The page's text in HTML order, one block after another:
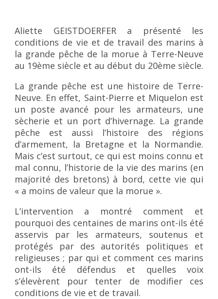
Aliette GEISTDOERFER a présenté les
conditions de vie et de travail des marins à
la grande pêche de la morue à Terre-Neuve
au 19ème siècle et au début du 20ème siècle.
La grande pêche est une histoire de Terre-
Neuve. En effet, Saint-Pierre et Miquelon est
un poste avancé pour les armateurs, une
sècherie et un port d’hivernage. La grande
pêche est aussi l’histoire des régions
d’armement, la Bretagne et la Normandie.
Mais c’est surtout, ce qui est moins connu et
mal connu, l’historie de la vie des marins (en
majorité des bretons) à bord, cette vie qui
« a moins de valeur que la morue ».
L’intervention a montré comment et
pourquoi des centaines de marins ont-ils été
asservis par les armateurs, soutenus et
protégés par des autorités politiques et
religieuses ; par qui et comment ces marins
ont-ils été défendus et quelles voix
s’élevèrent pour tenter de modifier ces
conditions de vie et de travail.